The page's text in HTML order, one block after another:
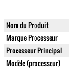
Nom du Produit
Marque Processeur
Processeur Principal
Modèle (processeur)